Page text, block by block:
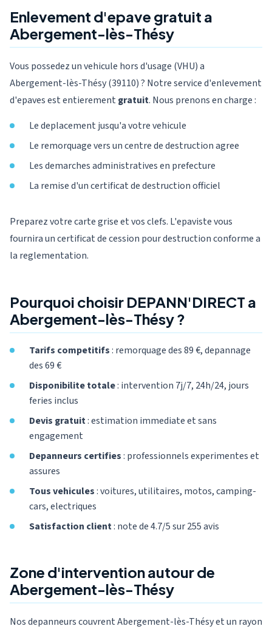
Enlevement d'epave gratuit a
Abergement-lès-Thésy
Vous possedez un vehicule hors d'usage (VHU) a
Abergement-lès-Thésy (39110) ? Notre service d'enlevement
d'epaves est entierement gratuit. Nous prenons en charge :
Le deplacement jusqu'a votre vehicule
Le remorquage vers un centre de destruction agree
Les demarches administratives en prefecture
La remise d'un certificat de destruction officiel
Preparez votre carte grise et vos clefs. L'epaviste vous
fournira un certificat de cession pour destruction conforme a
la reglementation.
Pourquoi choisir DEPANN'DIRECT a
Abergement-lès-Thésy ?
Tarifs competitifs: remorquage des 89 €, depannage
des 69 €
Disponibilite totale: intervention 7j/7, 24h/24, jours
feries inclus
Devis gratuit: estimation immediate et sans
engagement
Depanneurs certifies: professionnels experimentes et
assures
Tous vehicules: voitures, utilitaires, motos, camping-
cars, electriques
Satisfaction client: note de 4.7/5 sur 255 avis
Zone d'intervention autour de
Abergement-lès-Thésy
Nos depanneurs couvrent Abergement-lès-Thésy et un rayon